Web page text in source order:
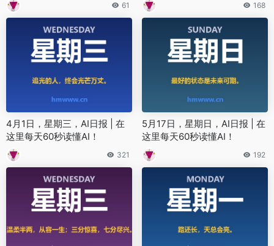
61 168
4月1日，星期三，AI日报 | 在
这里每天60秒读懂AI！
321
5月17日，星期日，AI日报 | 在
这里每天60秒读懂AI！
192